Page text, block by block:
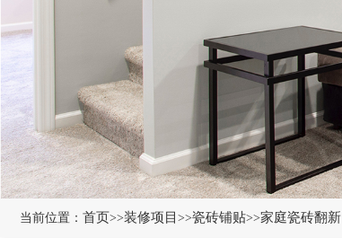
当前位置： 首页>>装修项目 >>瓷砖铺贴>>家庭瓷砖翻新